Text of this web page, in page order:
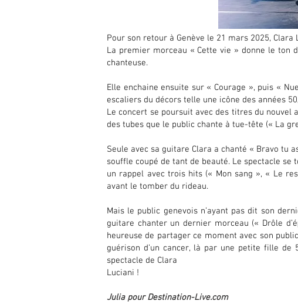
Pour son retour à Genève le 21 mars 2025,
La premier morceau « Cette vie » donne le ton
chanteuse.
Elle enchaine ensuite sur « Courage », puis «
escaliers du décors telle une icône des années
Le concert se poursuit avec des titres du nouvel
des tubes que le public chante à tue-tête (« La
Seule avec sa guitare Clara a chanté « Bravo tu
souffle coupé de tant de beauté. Le spectacle
un rappel avec trois hits (« Mon sang », « Le
avant le tomber du rideau.
Mais le public genevois n’ayant pas dit son
guitare chanter un dernier morceau (« Drôle
heureuse de partager ce moment avec son
guérison d’un cancer, là par une petite fille
spectacle de Clara
Luciani !
Julia pour Destination-Live.com